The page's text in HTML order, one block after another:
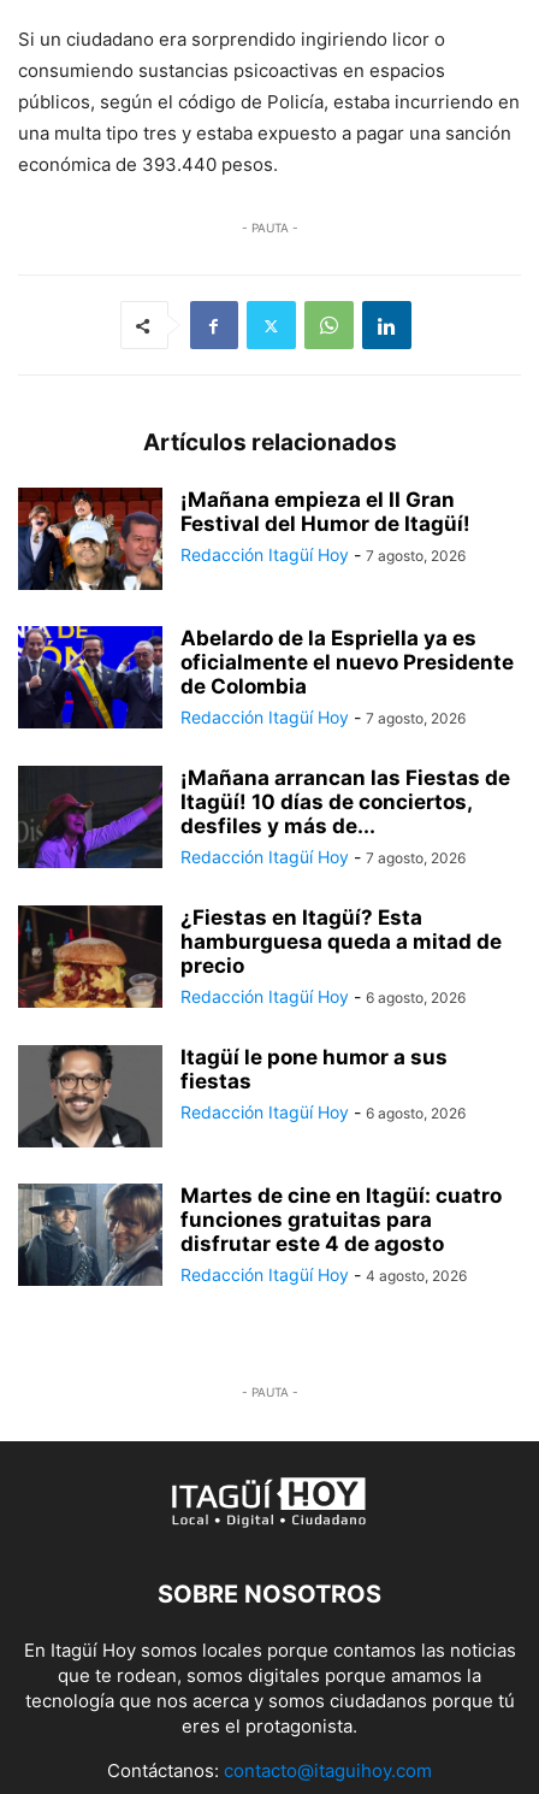
Si un ciudadano era sorprendido ingiriendo licor o
consumiendo sustancias psicoactivas en espacios
públicos, según el código de Policía, estaba incurriendo en
una multa tipo tres y estaba expuesto a pagar una sanción
económica de 393.440 pesos.
- PAUTA -
Artículos relacionados
¡Mañana empieza el II Gran
Festival del Humor de Itagüí!
Redacción Itagüí Hoy - 7 agosto, 2026
Abelardo de la Espriella ya es
oficialmente el nuevo Presidente
de Colombia
Redacción Itagüí Hoy - 7 agosto, 2026
¡Mañana arrancan las Fiestas de
Itagüí! 10 días de conciertos,
desfiles y más de...
Redacción Itagüí Hoy - 7 agosto, 2026
¿Fiestas en Itagüí? Esta
hamburguesa queda a mitad de
precio
Redacción Itagüí Hoy - 6 agosto, 2026
Itagüí le pone humor a sus
fiestas
Redacción Itagüí Hoy - 6 agosto, 2026
Martes de cine en Itagüí: cuatro
funciones gratuitas para
disfrutar este 4 de agosto
Redacción Itagüí Hoy - 4 agosto, 2026
- PAUTA -
SOBRE NOSOTROS
En Itagüí Hoy somos locales porque contamos las noticias
que te rodean, somos digitales porque amamos la
tecnología que nos acerca y somos ciudadanos porque tú
eres el protagonista.
Contáctanos: contacto@itaguihoy.com